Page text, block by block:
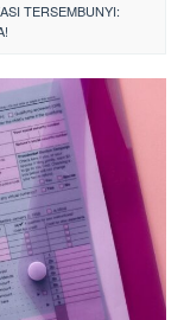
TERSEMBUNYI: